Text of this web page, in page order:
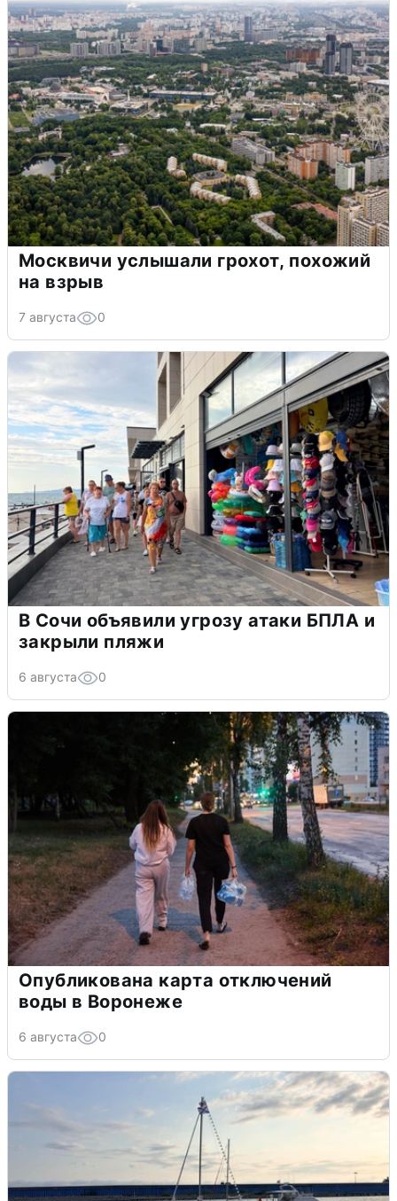
Москвичи услышали грохот, похожий
на взрыв
7 августа 0
В Сочи объявили угрозу атаки БПЛА и
закрыли пляжи
6 августа 0
Опубликована карта отключений
воды в Воронеже
6 августа 0